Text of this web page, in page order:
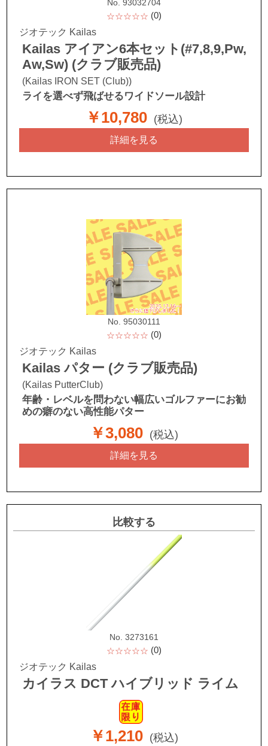
No. 93032704
☆☆☆☆☆ (0)
ジオテック Kailas
Kailas アイアン6本セット(#7,8,9,Pw,
Aw,Sw) (クラブ販売品)
(Kailas IRON SET (Club))
ライを選べず飛ばせるワイドソール設計
￥10,780 (税込)
詳細を見る
No. 95030111
☆☆☆☆☆ (0)
ジオテック Kailas
Kailas パター (クラブ販売品)
(Kailas PutterClub)
年齢・レベルを問わない幅広いゴルファーにお勧
めの癖のない高性能パター
￥3,080 (税込)
詳細を見る
比較する
No. 3273161
☆☆☆☆☆ (0)
ジオテック Kailas
カイラス DCT ハイブリッド ライム
￥1,210 (税込)